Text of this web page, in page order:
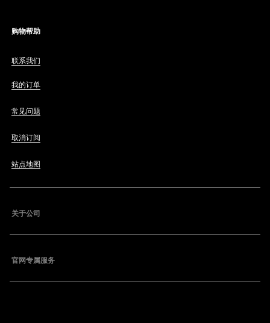
购物帮助
联系我们
我的订单
常见问题
取消订阅
站点地图
关于公司
官网专属服务